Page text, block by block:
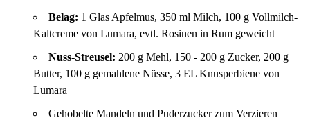
Belag: 1 Glas Apfelmus, 350 ml Milch, 100 g Vollmilch-
Kaltcreme von Lumara, evtl. Rosinen in Rum geweicht
Nuss-Streusel: 200 g Mehl, 150 - 200 g Zucker, 200 g
Butter, 100 g gemahlene Nüsse, 3 EL Knusperbiene von
Lumara
Gehobelte Mandeln und Puderzucker zum Verzieren